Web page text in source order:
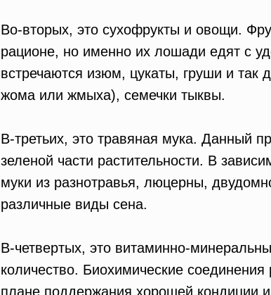
Во-вторых, это сухофрукты и овощи.
рационе, но именно их лошади едят с
встречаются изюм, цукаты, груши и
жома или жмыха), семечки тыквы.
В-третьих, это травяная мука. Данный
зеленой части растительности. В
муки из разнотравья, люцерны,
различные виды сена.
В-четвертых, это витаминно-
количество. Биохимические
плане поддержания хорошей кондиции